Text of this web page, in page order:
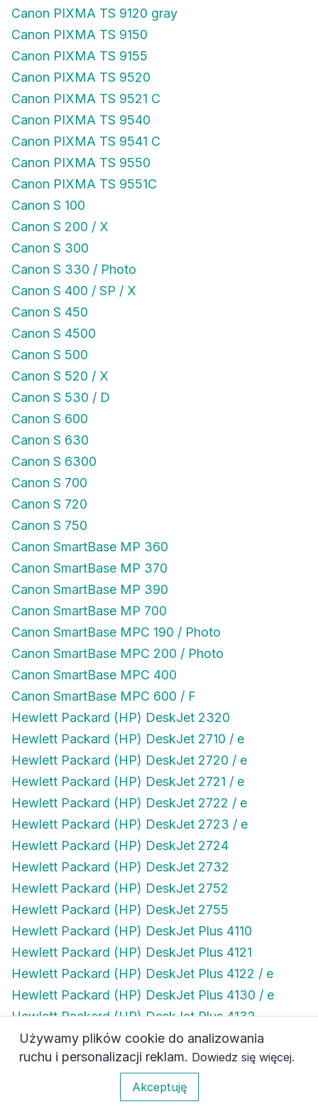
Canon PIXMA TS 9120 gray
Canon PIXMA TS 9150
Canon PIXMA TS 9155
Canon PIXMA TS 9520
Canon PIXMA TS 9521 C
Canon PIXMA TS 9540
Canon PIXMA TS 9541 C
Canon PIXMA TS 9550
Canon PIXMA TS 9551C
Canon S 100
Canon S 200 / X
Canon S 300
Canon S 330 / Photo
Canon S 400 / SP / X
Canon S 450
Canon S 4500
Canon S 500
Canon S 520 / X
Canon S 530 / D
Canon S 600
Canon S 630
Canon S 6300
Canon S 700
Canon S 720
Canon S 750
Canon SmartBase MP 360
Canon SmartBase MP 370
Canon SmartBase MP 390
Canon SmartBase MP 700
Canon SmartBase MPC 190 / Photo
Canon SmartBase MPC 200 / Photo
Canon SmartBase MPC 400
Canon SmartBase MPC 600 / F
Hewlett Packard (HP) DeskJet 2320
Hewlett Packard (HP) DeskJet 2710 / e
Hewlett Packard (HP) DeskJet 2720 / e
Hewlett Packard (HP) DeskJet 2721 / e
Hewlett Packard (HP) DeskJet 2722 / e
Hewlett Packard (HP) DeskJet 2723 / e
Hewlett Packard (HP) DeskJet 2724
Hewlett Packard (HP) DeskJet 2732
Hewlett Packard (HP) DeskJet 2752
Hewlett Packard (HP) DeskJet 2755
Hewlett Packard (HP) DeskJet Plus 4110
Hewlett Packard (HP) DeskJet Plus 4121
Hewlett Packard (HP) DeskJet Plus 4122 / e
Hewlett Packard (HP) DeskJet Plus 4130 / e
Hewlett Packard (HP) DeskJet Plus 4132
Hewlett Packard (HP) DeskJet Plus 4140
Hewlett Packard (HP) DeskJet Plus 4152
Hewlett Packard (HP) DeskJet Plus 4155
Hewlett Packard (HP) DeskJet Plus 4158
Używamy plików cookie do analizowania
ruchu i personalizacji reklam. Dowiedz się więcej.
Akceptuję